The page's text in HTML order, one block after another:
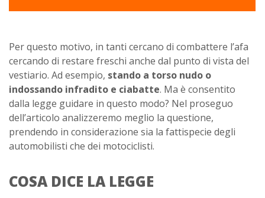
Per questo motivo, in tanti cercano di combattere l’afa
cercando di restare freschi anche dal punto di vista del
vestiario. Ad esempio, stando a torso nudo o
indossando infradito e ciabatte. Ma è consentito
dalla legge guidare in questo modo? Nel proseguo
dell’articolo analizzeremo meglio la questione,
prendendo in considerazione sia la fattispecie degli
automobilisti che dei motociclisti.
COSA DICE LA LEGGE